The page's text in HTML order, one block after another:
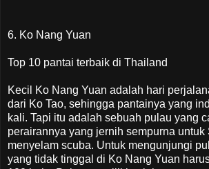
6. Ko Nang Yuan
Top 10 pantai terbaik di Thailand
Kecil Ko Nang Yuan adalah hari
dari Ko Tao, sehingga pantainya yang
kali. Tapi itu adalah sebuah pulau yang
perairannya yang jernih sempurna untuk
menyelam scuba. Untuk mengunjungi
yang tidak tinggal di Ko Nang Yuan